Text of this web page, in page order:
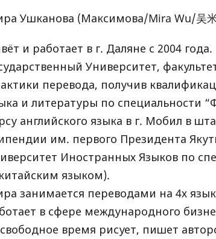
Ушканова (Максимова/Mira Wu/吴
и работает в г. Даляне с 2004
Университет,
перевода, получив
и литературы по специальности
английского языка в г. Мобил в
им. первого Президента
Иностранных Языков по
языком).
занимается переводами на 4х
в сфере международного
время рисует, пишет